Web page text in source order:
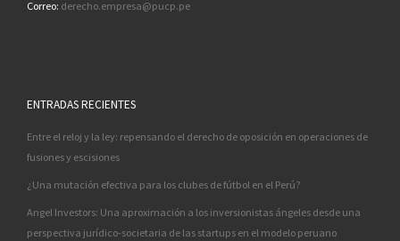
Correo: derecho.empresa@pucp.pe
ENTRADAS RECIENTES
Entre el reloj y la ley: repensando el derecho de oposición en operaciones de
fusiones y escisiones
¿Una mutación efectiva para los clubes de fútbol en el Perú?
Angel Investors: Una aproximación a los inversionistas ángeles desde una
perspectiva jurídico-societaria de las startups en el modelo peruano